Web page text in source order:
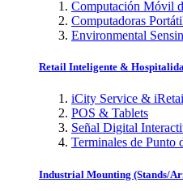
Computación Móvil
Computadoras
Environmental
Retail Inteligente &
iCity Service &
POS & Tablets
Señal Digital
Terminales de Punto
Industrial Mounting (Stands/